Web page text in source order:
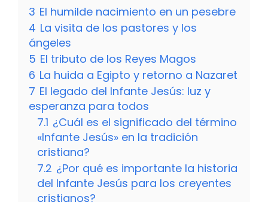
3 El humilde nacimiento en un pesebre
4 La visita de los pastores y los
ángeles
5 El tributo de los Reyes Magos
6 La huida a Egipto y retorno a Nazaret
7 El legado del Infante Jesús: luz y
esperanza para todos
7.1 ¿Cuál es el significado del término
«Infante Jesús» en la tradición
cristiana?
7.2 ¿Por qué es importante la historia
del Infante Jesús para los creyentes
cristianos?